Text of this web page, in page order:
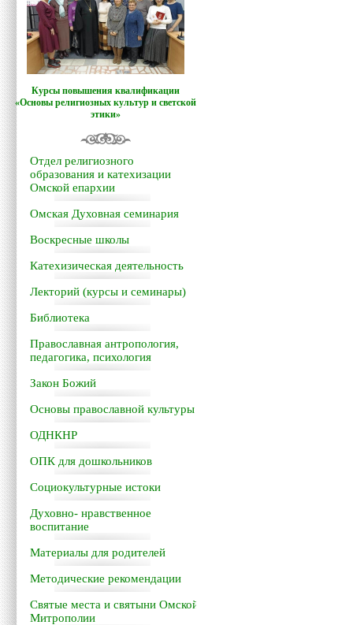
Курсы повышения квалификации
«Основы религиозных культур и светской
этики»
Отдел религиозного
образования и катехизации
Омской епархии
Омская Духовная семинария
Воскресные школы
Катехизическая деятельность
Лекторий (курсы и семинары)
Библиотека
Православная антропология,
педагогика, психология
Закон Божий
Основы православной культуры
ОДНКНР
ОПК для дошкольников
Социокультурные истоки
Духовно- нравственное
воспитание
Материалы для родителей
Методические рекомендации
Святые места и святыни Омской
Митрополии